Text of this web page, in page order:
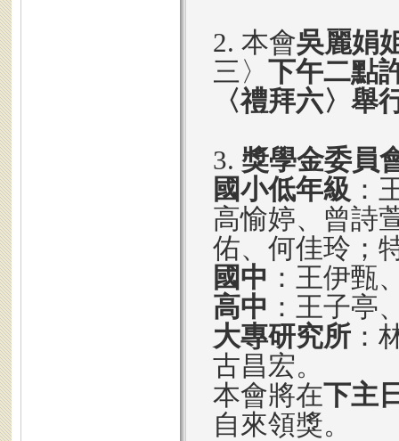
2. 本會吳麗娟
三〉 下午二點
〈禮拜六〉舉
3. 獎學金委員
國小低年級 ：
高愉婷、曾詩
佑、何佳玲；
國中 ：王伊甄
高中 ：王子亭
大專研究所：
古昌宏。
本會將在下主
自來領獎。